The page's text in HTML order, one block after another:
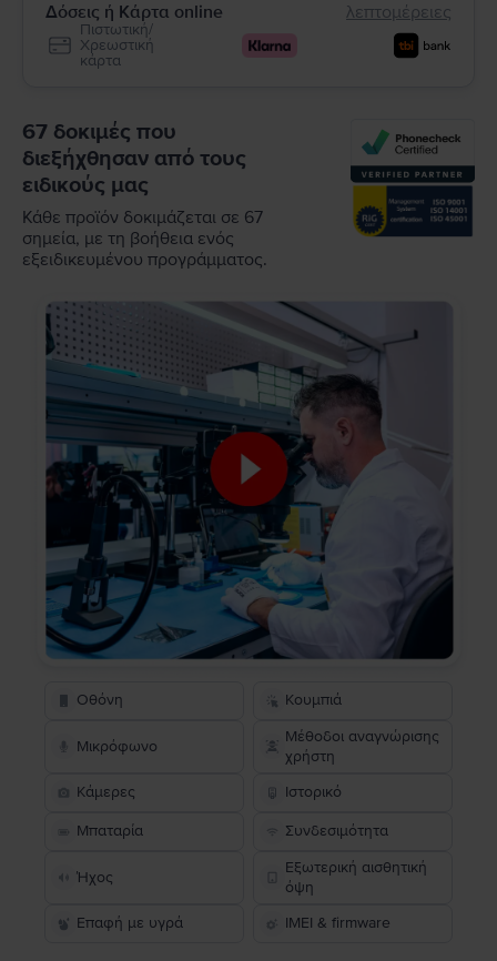
Δόσεις ή Κάρτα online λεπτομέρειες
Πιστωτική/
Χρεωστική
κάρτα
67 δοκιμές που
διεξήχθησαν από τους
ειδικούς μας
Κάθε προϊόν δοκιμάζεται σε 67
σημεία, με τη βοήθεια ενός
εξειδικευμένου προγράμματος.
Οθόνη Κουμπιά
Μικρόφωνο
Μέθοδοι αναγνώρισης
χρήστη
Κάμερες
Ιστορικό
Μπαταρία Συνδεσιμότητα
Ήχος
Εξωτερική αισθητική
όψη
Επαφή με υγρά
IMEI & firmware